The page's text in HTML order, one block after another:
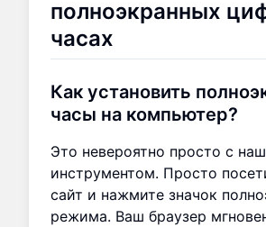
полноэкранных
часах
Как установить
часы на компьютер?
Это невероятно просто с
инструментом. Просто
сайт и нажмите значок
режима. Ваш браузер